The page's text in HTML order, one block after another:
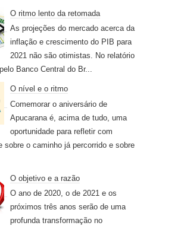
O ritmo lento da retomada
As projeções do mercado acerca da
inflação e crescimento do PIB para
2021 não são otimistas. No relatório
Banco Central do Br...
O nível e o ritmo
Comemorar o aniversário de
Apucarana é, acima de tudo, uma
oportunidade para refletir com
sobre o caminho já percorrido e sobre
O objetivo e a razão
O ano de 2020, o de 2021 e os
próximos três anos serão de uma
profunda transformação no